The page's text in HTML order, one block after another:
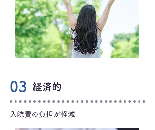
03 経済的
入院費の負担が軽減